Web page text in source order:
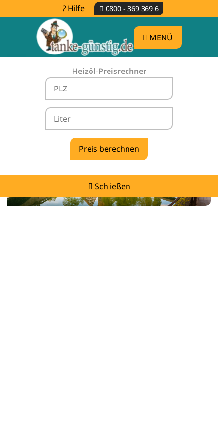
Hilfe 0800 - 369 369 6
MENÜ
Heizöl-Preisrechner
Schließen
Heizölpreise Gleiritsch -
vergleichen & günstig tanken